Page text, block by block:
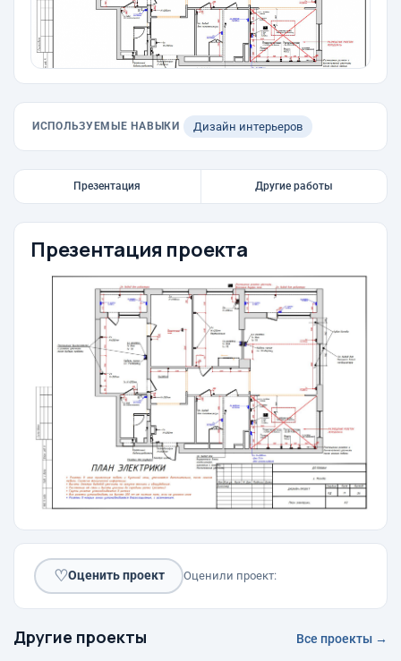
ИСПОЛЬЗУЕМЫЕ НАВЫКИ Дизайн интерьеров
Презентация Другие работы
Презентация проекта
♡Оценить проект Оценили проект:
Другие проекты Все проекты →